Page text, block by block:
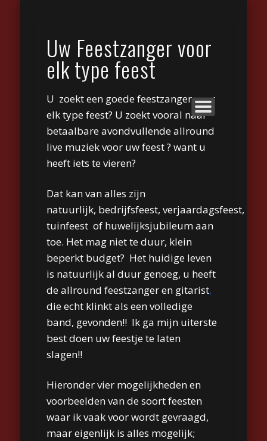
Uw Feestzanger voor
elk type feest
U zoekt een goede feestzanger voor
elk type feest? U zoekt vooral naar
betaalbare avondvullende allround
live muziek voor uw feest? want u
heeft iets te vieren?
Dat kan van alles zijn
natuurlijk, bedrijfsfeest,verjaardagsfeest,
tuinfeest of huwelijksjubileumaan
toe. Het mag niet te duur, klein
beperkt budget? Het huidige leven
is natuurlijk al duur genoeg, u heeft
de allround feestzanger en gitarist,
die echt klinkt als een volledige
band, gevonden!! Ik ga mijn uiterste
best doen uw feestje te laten
slagen!!
Hieronder vier mogelijkheden en
voorbeelden van de soort feesten
waar ik vaak voor wordt gevraagd,
maar eigenlijk is alles mogelijk;